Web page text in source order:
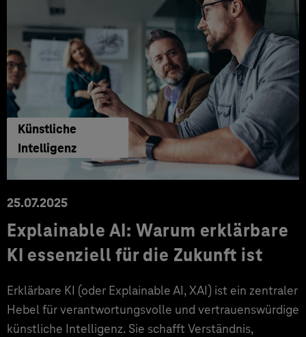
Künstliche
Intelligenz
25.07.2025
Explainable AI: Warum erklärbare
KI essenziell für die Zukunft ist
Erklärbare KI (oder Explainable AI, XAI) ist ein zentraler
Hebel für verantwortungsvolle und vertrauenswürdige
künstliche Intelligenz. Sie schafft Verständnis,